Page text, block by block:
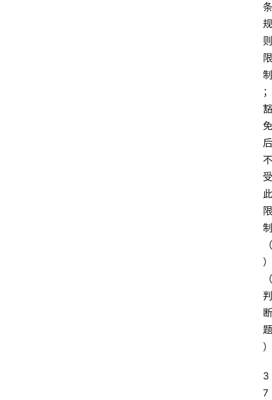
条
规
则
限
制
；
豁
免
后
不
受
此
限
制
（
）
（
判
断
题
）
3
7